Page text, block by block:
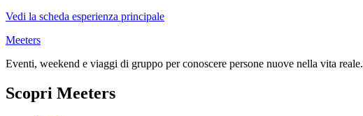
Vedi la scheda esperienza principale
Meeters
Eventi, weekend e viaggi di gruppo per conoscere persone nuove nella vita reale.
Scopri Meeters